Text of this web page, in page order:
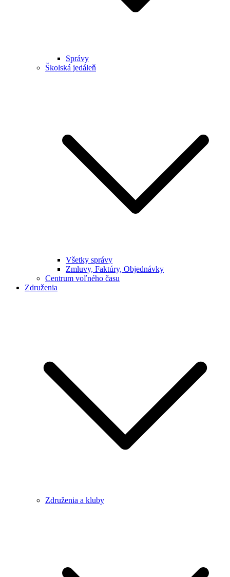
Správy
Školská jedáleň
Všetky správy
Zmluvy, Faktúry, Objednávky
Centrum voľného času
Združenia
Združenia a kluby